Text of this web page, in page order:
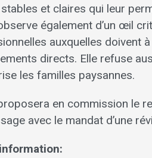
et claires qui leur
observe également d’un œil
auxquelles doivent
directs. Elle refuse
les familles paysannes.
proposera en commission le
avec le mandat d’une